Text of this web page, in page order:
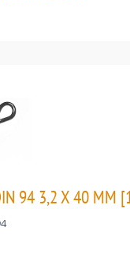
94 3,2 X 40 MM